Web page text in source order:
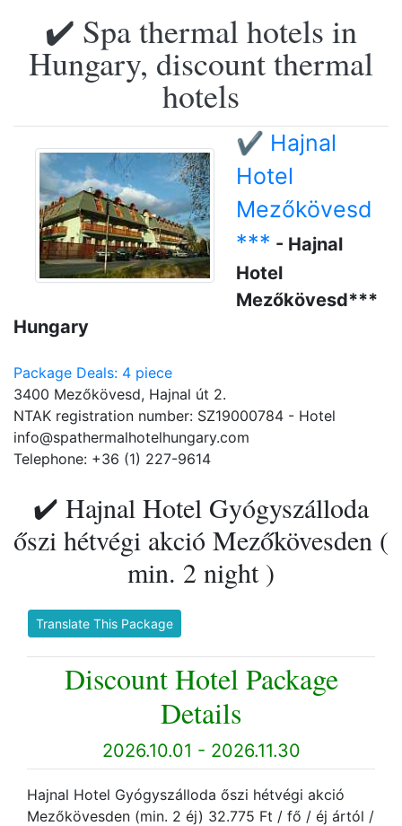
✔️ Spa thermal hotels in
Hungary, discount thermal
hotels
✔️ Hajnal
Hotel
Mezőkövesd
*** - Hajnal
Hotel
Mezőkövesd***
Hungary
Package Deals: 4 piece
3400 Mezőkövesd, Hajnal út 2.
NTAK registration number: SZ19000784 - Hotel
info@spathermalhotelhungary.com
Telephone: +36 (1) 227-9614
✔️ Hajnal Hotel Gyógyszálloda
őszi hétvégi akció Mezőkövesden (
min. 2 night )
Translate This Package
Discount Hotel Package
Details
2026.10.01 - 2026.11.30
Hajnal Hotel Gyógyszálloda őszi hétvégi akció
Mezőkövesden (min. 2 éj) 32.775 Ft / fő / éj ártól /